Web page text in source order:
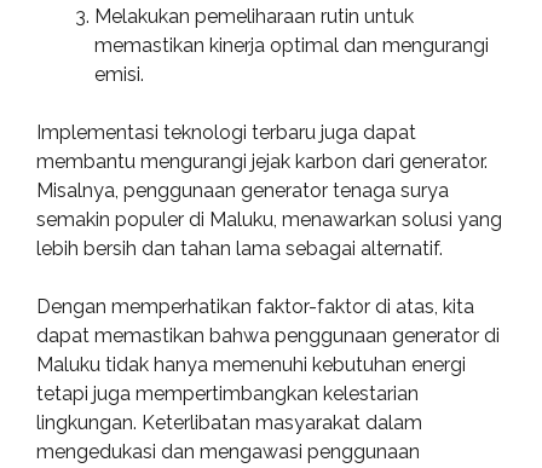
Melakukan pemeliharaan rutin untuk
memastikan kinerja optimal dan mengurangi
emisi.
Implementasi teknologi terbaru juga dapat
membantu mengurangi jejak karbon dari generator.
Misalnya, penggunaan generator tenaga surya
semakin populer di Maluku, menawarkan solusi yang
lebih bersih dan tahan lama sebagai alternatif.
Dengan memperhatikan faktor-faktor di atas, kita
dapat memastikan bahwa penggunaan generator di
Maluku tidak hanya memenuhi kebutuhan energi
tetapi juga mempertimbangkan kelestarian
lingkungan. Keterlibatan masyarakat dalam
mengedukasi dan mengawasi penggunaan